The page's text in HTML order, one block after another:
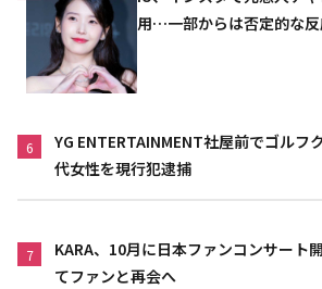
用…一部からは否定的な反
6
YG ENTERTAINMENT社屋前でゴル
代女性を現行犯逮捕
7
KARA、10月に日本ファンコンサート
てファンと再会へ